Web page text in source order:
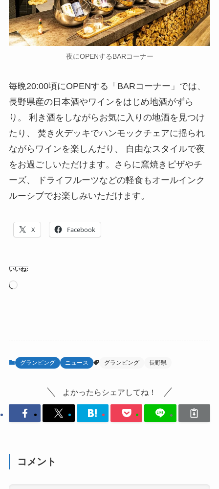
夜にOPENするBARコーナー
毎晩20:00頃にOPENする「BARコーナー」では、
長野県産の日本酒やワインをはじめ地酒がずら
り。 利き酒をしながらお気に入りの地酒を見つけ
たり、 焚き火デッキでハンモックチェアに揺られ
ながらワインを楽しんだり、 自由なスタイルで夜
をお過ごしいただけます。さらに窯焼きピザやチ
ーズ、 ドライフルーツなどの軽食もオールインク
ルーシブでお楽しみいただけます。
X Facebook
いいね:
読
グランピング ニュース グランピング 長野県
よかったらシェアしてね！
コメント